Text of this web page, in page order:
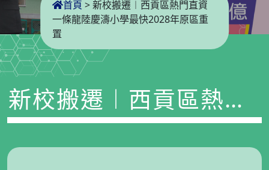
首頁 >新校搬遷︱西貢區熱門直資
一條龍陸慶濤小學最快2028年原區重
置
新校搬遷︱西貢區熱門
直資一條龍陸慶濤小學
最快2028年原區重置